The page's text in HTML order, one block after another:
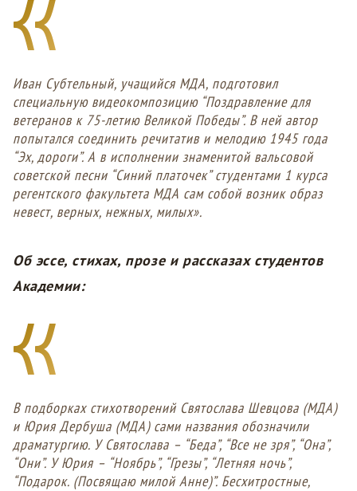
Иван Субтельный, учащийся МДА, подготовил
специальную видеокомпозицию “Поздравление для
ветеранов к 75-летию Великой Победы”. В ней автор
попытался соединить речитатив и мелодию 1945 года
“Эх, дороги”. А в исполнении знаменитой вальсовой
советской песни “Синий платочек” студентами 1 курса
регентского факультета МДА сам собой возник образ
невест, верных, нежных, милых».
Об эссе, стихах, прозе и рассказах студентов
Академии:
В подборках стихотворений Святослава Шевцова (МДА)
и Юрия Дербуша (МДА) сами названия обозначили
драматургию. У Святослава – “Беда”, “Все не зря”, “Она”,
“Они”. У Юрия – “Ноябрь”, “Грезы”, “Летняя ночь”,
“Подарок. (Посвящаю милой Анне)”. Бесхитростные,